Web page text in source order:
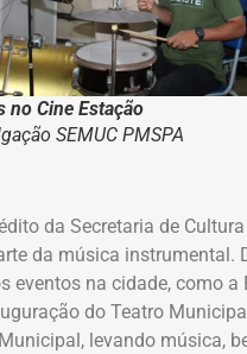
no Cine Estação
SEMUC PMSPA
da Secretaria de
da música instrumental.
eventos na cidade, como a
do Teatro
levando música,